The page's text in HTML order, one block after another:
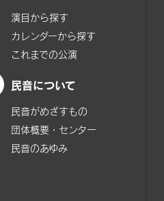
演目から探す
カレンダーから探す
これまでの公演
民音について
民音がめざすもの
団体概要・センター
民音のあゆみ